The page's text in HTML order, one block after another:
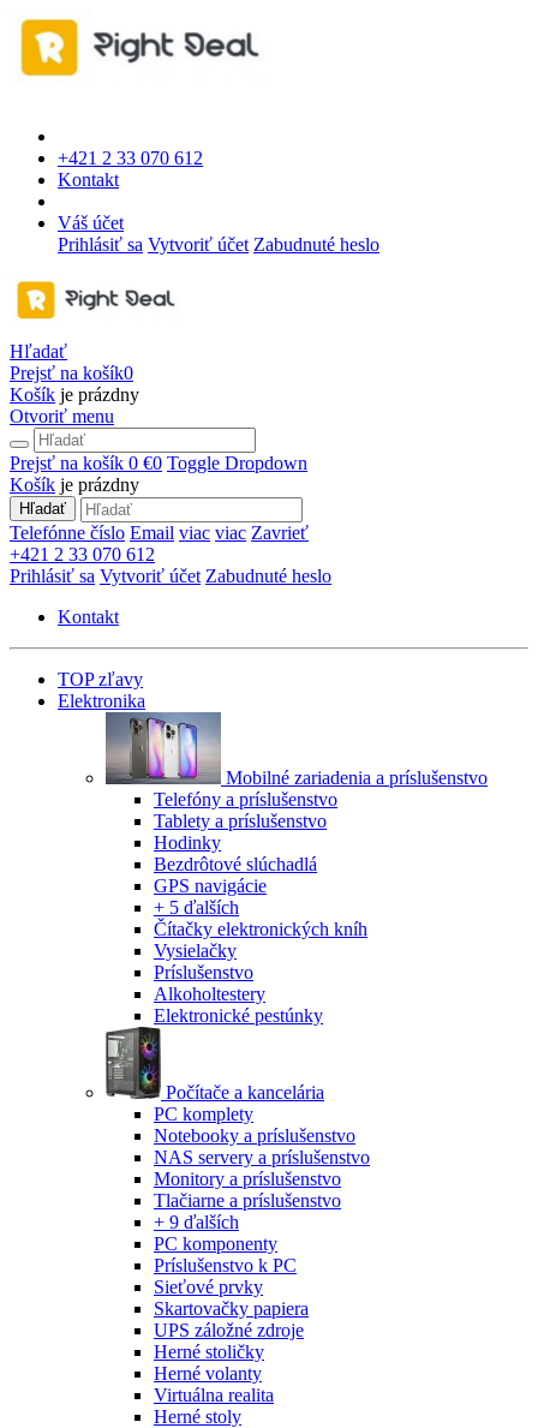
+421 2 33 070 612
Kontakt
Váš účet
Prihlásiť sa Vytvoriť účet Zabudnuté heslo
Hľadať
Prejsť na košík0
Košík je prázdny
Otvoriť menu
Prejsť na košík 0 €0 Toggle Dropdown
Košík je prázdny
Hľadať
Telefónne číslo Email viac viac Zavrieť
+421 2 33 070 612
Prihlásiť sa Vytvoriť účet Zabudnuté heslo
Kontakt
TOP zľavy
Elektronika
Mobilné zariadenia a príslušenstvo
Telefóny a príslušenstvo
Tablety a príslušenstvo
Hodinky
Bezdrôtové slúchadlá
GPS navigácie
+ 5 ďalších
Čítačky elektronických kníh
Vysielačky
Príslušenstvo
Alkoholtestery
Elektronické pestúnky
Počítače a kancelária
PC komplety
Notebooky a príslušenstvo
NAS servery a príslušenstvo
Monitory a príslušenstvo
Tlačiarne a príslušenstvo
+ 9 ďalších
PC komponenty
Príslušenstvo k PC
Sieťové prvky
Skartovačky papiera
UPS záložné zdroje
Herné stoličky
Herné volanty
Virtuálna realita
Herné stoly